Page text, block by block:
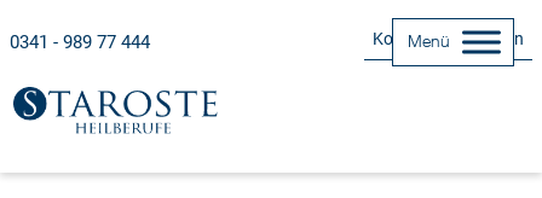
0341 - 989 77 444 Kontakt Aufnehmen
Menü